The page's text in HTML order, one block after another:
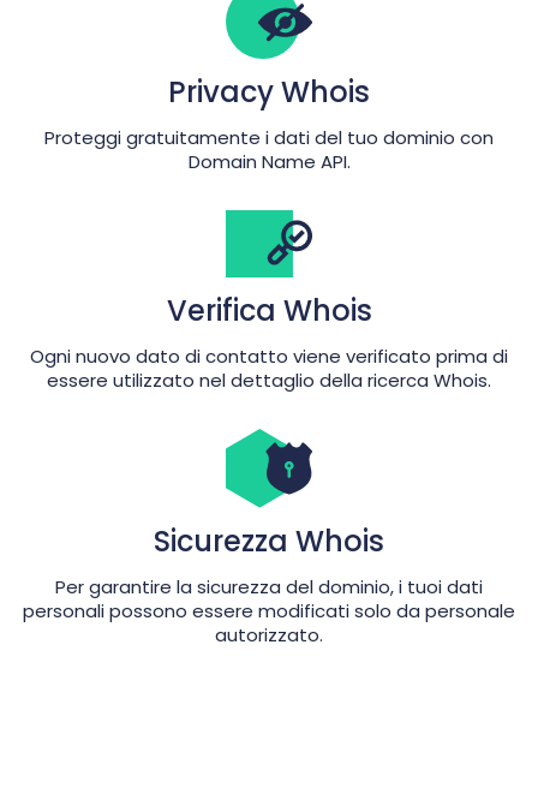
Privacy Whois
Proteggi gratuitamente i dati del tuo dominio con
Domain Name API.
Verifica Whois
Ogni nuovo dato di contatto viene verificato prima di
essere utilizzato nel dettaglio della ricerca Whois.
Sicurezza Whois
Per garantire la sicurezza del dominio, i tuoi dati
personali possono essere modificati solo da personale
autorizzato.